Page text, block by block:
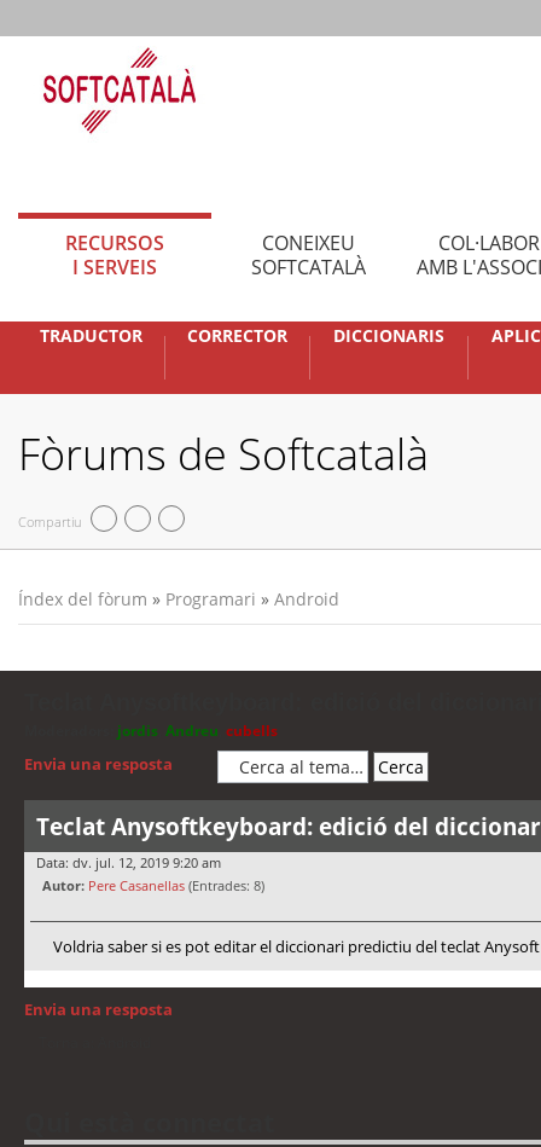
RECURSOS
I SERVEIS
CONEIXEU
SOFTCATALÀ
AMB
TRADUCTOR CORRECTOR DICCIONARIS
Fòrums de Softcatalà
Compartiu
Índex del fòrum » Programari » Android
jordis Andreu cubells
Envia una resposta
Teclat Anysoftkeyboard: edició del
Data: dv. jul. 12, 2019 9:20 am
Autor: Pere Casanellas (Entrades: 8)
Voldria saber si es pot editar el diccionari predictiu del teclat
Envia una resposta